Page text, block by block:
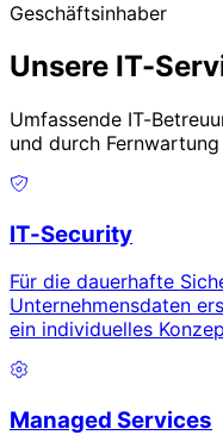
Geschäftsinhaber
Unsere IT-
Umfassende IT-
und durch Fernwartung
IT-Security
Für die dauerhafte
Unternehmensdaten
ein individuelles
Managed Services